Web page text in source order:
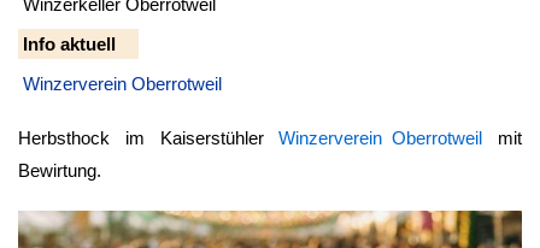
Winzerkeller Oberrotweil
Info aktuell
Winzerverein Oberrotweil
Herbsthock im KaiserstühlerWinzerverein Oberrotweil mit
Bewirtung.